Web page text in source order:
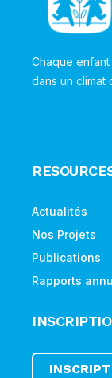
Chaque
dans un climat
Actualités
Nos Projets
Publications
Rapports